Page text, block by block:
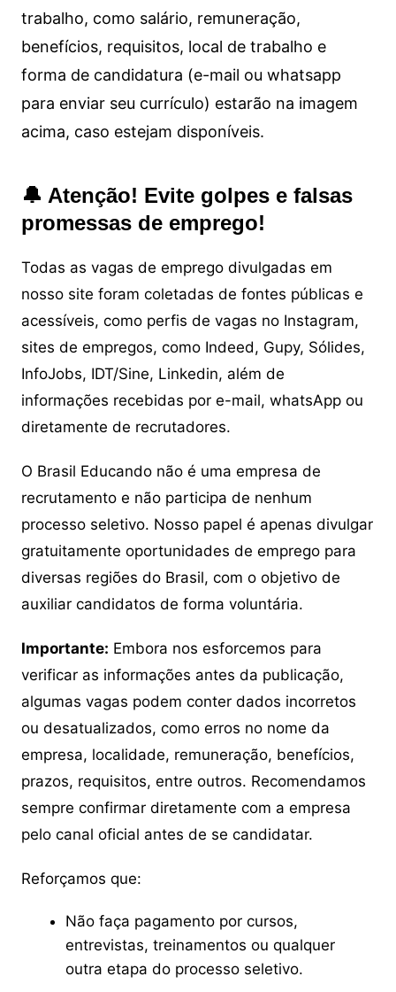
trabalho, como salário, remuneração,
benefícios, requisitos, local de trabalho e
forma de candidatura (e-mail ou whatsapp
para enviar seu currículo) estarão na imagem
acima, caso estejam disponíveis.
🔔 Atenção! Evite golpes e falsas
promessas de emprego!
Todas as vagas de emprego divulgadas em
nosso site foram coletadas de fontes públicas e
acessíveis, como perfis de vagas no Instagram,
sites de empregos, como Indeed, Gupy, Sólides,
InfoJobs, IDT/Sine, Linkedin, além de
informações recebidas por e-mail, whatsApp ou
diretamente de recrutadores.
O Brasil Educando não é uma empresa de
recrutamento e não participa de nenhum
processo seletivo. Nosso papel é apenas divulgar
gratuitamente oportunidades de emprego para
diversas regiões do Brasil, com o objetivo de
auxiliar candidatos de forma voluntária.
Importante: Embora nos esforcemos para
verificar as informações antes da publicação,
algumas vagas podem conter dados incorretos
ou desatualizados, como erros no nome da
empresa, localidade, remuneração, benefícios,
prazos, requisitos, entre outros. Recomendamos
sempre confirmar diretamente com a empresa
pelo canal oficial antes de se candidatar.
Reforçamos que:
Não faça pagamento por cursos,
entrevistas, treinamentos ou qualquer
outra etapa do processo seletivo.